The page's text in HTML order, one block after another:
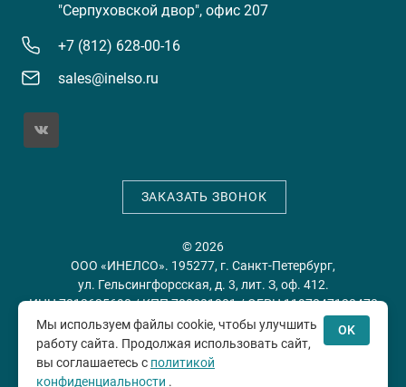
"Серпуховской двор", офис 207
+7 (812) 628-00-16
sales@inelso.ru
ЗАКАЗАТЬ ЗВОНОК
© 2026
ООО «ИНЕЛСО». 195277, г. Санкт-Петербург,
ул. Гельсингфорсская, д. 3, лит. З, оф. 412.
ИНН 7813635698 / КПП 780201001 / ОГРН 1197847128478
Политика конфиденциальности
соглашение
Мы используем файлы cookie, чтобы улучшить
работу сайта. Продолжая использовать сайт,
вы соглашаетесь с политикой
конфиденциальности .
OK